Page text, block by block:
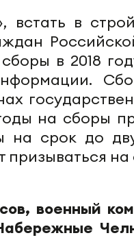
встать в
в 2018
на сборы
на срок до
призываться
военный